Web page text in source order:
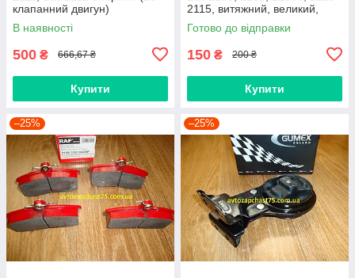
клапанний двигун)
В наявності
500 ₴ 666,67 ₴
Купити
2115, витяжний, великий,
нижній
Готово до відправки
150 ₴ 200 ₴
Купити
–25% –25%